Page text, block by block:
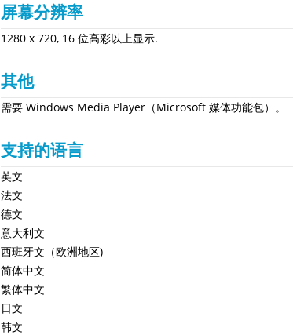
屏幕分辨率
1280 x 720, 16 位高彩以上显示.
其他
需要 Windows Media Player（Microsoft 媒体功能包）。
支持的语言
英文
法文
德文
意大利文
西班牙文（欧洲地区)
简体中文
繁体中文
日文
韩文